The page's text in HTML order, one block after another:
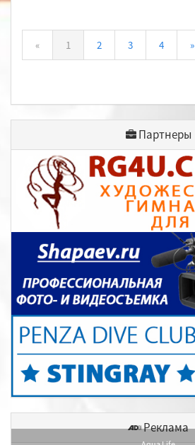
« 1 2 3 4 »
Партнеры
Реклама